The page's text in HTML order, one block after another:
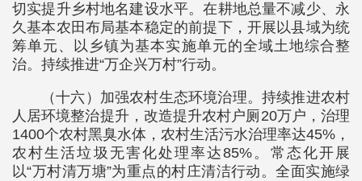
切实提升乡村地名建设水平。在耕地总量不减少、永
久基本农田布局基本稳定的前提下，开展以县域为统
筹单元、以乡镇为基本实施单元的全域土地综合整
治。持续推进“万企兴万村”行动。
（十六）加强农村生态环境治理。持续推进农村
人居环境整治提升，改造提升农村户厕20万户，治理
1400个农村黑臭水体，农村生活污水治理率达45%，
农村生活垃圾无害化处理率达85%。常态化开展
以“万村清万塘”为重点的村庄清洁行动。全面实施绿